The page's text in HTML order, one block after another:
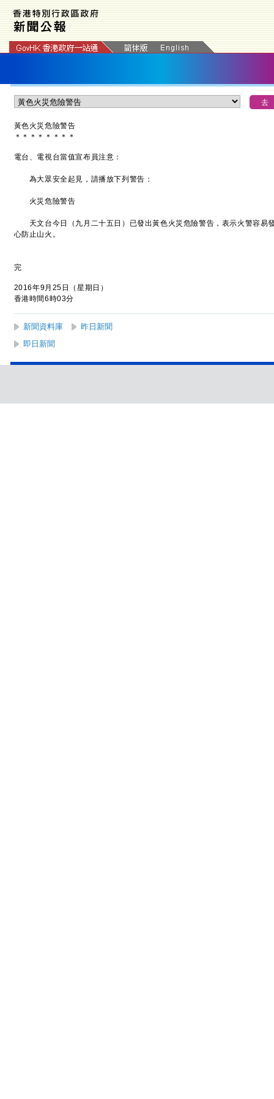
黃色火災危險警告
＊ ＊ ＊ ＊ ＊ ＊ ＊ ＊
電台、電視台當值宣布員注意：
為大眾安全起見，請播放下列警告：
火災危險警告
天文台今日（九月二十五日）已發出黃色火災危險警告，表示火警容易
心防止山火。
完
2016年9月25日（星期日）
香港時間6時03分
新聞資料庫
昨日新聞
即日新聞